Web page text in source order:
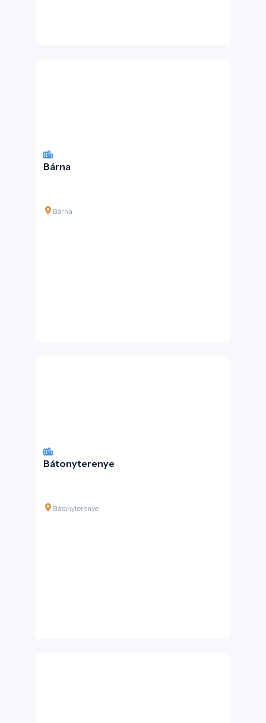
Bárna
Bárna
Bátonyterenye
Bátonyterenye